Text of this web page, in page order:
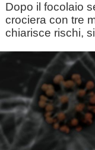
Dopo il focolaio
crociera con tre
chiarisce rischi,